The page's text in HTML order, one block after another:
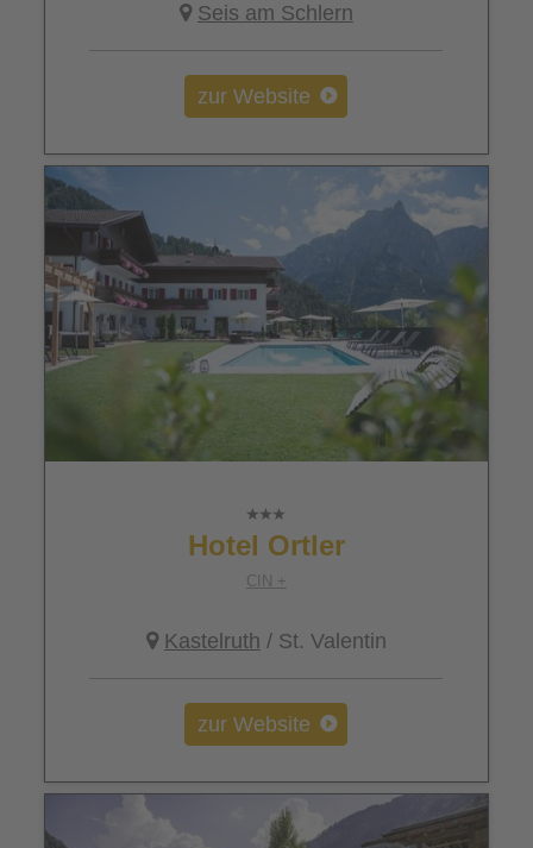
Seis am Schlern
zur Website
Hotel Ortler
CIN +
Kastelruth / St. Valentin
zur Website